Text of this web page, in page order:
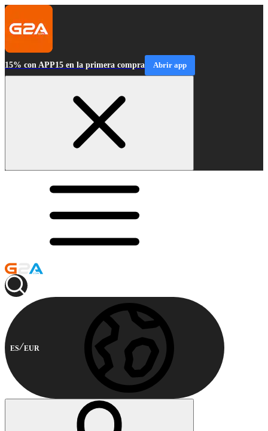
15% con APP15 en la primera compra Abrir app
ES EUR